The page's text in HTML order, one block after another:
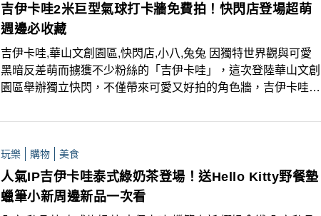
吉伊卡哇2米巨型氣球打卡牆免費拍！快閃店登場超萌
週邊必收藏
吉伊卡哇,華山文創園區,快閃店,小八,兔兔 因獨特世界觀與可愛
黑暗反差萌而擄獲不少粉絲的「吉伊卡哇」，這次登陸華山文創
園區舉辦獨立快閃，不僅帶來可愛又好拍的角色牆，吉伊卡哇與
同步販售上百種周邊商品，首推「生日系列」和「澎澎尾巴」主
握機會一次收藏！
玩樂 購物 美食
人氣IP吉伊卡哇泰式綠奶茶登場！送Hello Kitty野餐墊
蠟筆小新周邊新品一次看